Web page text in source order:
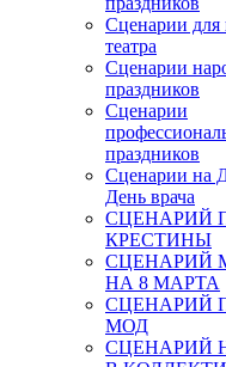
Сценарии для
театра
Сценарии
праздников
Сценарии
праздников
Сценарии на
День врача
СЦЕНАРИЙ
КРЕСТИНЫ
СЦЕНАРИЙ
НА 8 МАРТА
СЦЕНАРИЙ
МОД
СЦЕНАРИЙ